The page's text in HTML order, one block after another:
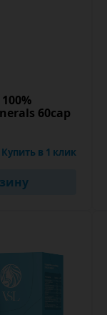
60cap
Купить в 1 клик